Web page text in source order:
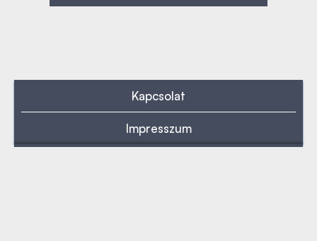
Kapcsolat
Impresszum